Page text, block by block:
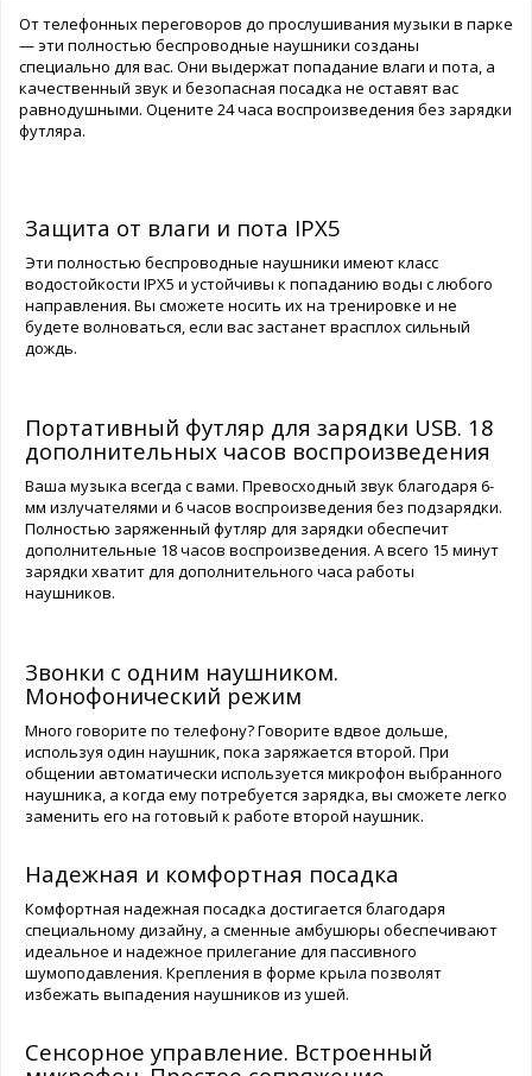
От телефонных переговоров до прослушивания музыки в парке
— эти полностью беспроводные наушники созданы
специально для вас. Они выдержат попадание влаги и пота, а
качественный звук и безопасная посадка не оставят вас
равнодушными. Оцените 24 часа воспроизведения без зарядки
футляра.
Защита от влаги и пота IPX5
Эти полностью беспроводные наушники имеют класс
водостойкости IPX5 и устойчивы к попаданию воды с любого
направления. Вы сможете носить их на тренировке и не
будете волноваться, если вас застанет врасплох сильный
дождь.
Портативный футляр для зарядки USB. 18
дополнительных часов воспроизведения
Ваша музыка всегда с вами. Превосходный звук благодаря 6-
мм излучателями и 6 часов воспроизведения без подзарядки.
Полностью заряженный футляр для зарядки обеспечит
дополнительные 18 часов воспроизведения. А всего 15 минут
зарядки хватит для дополнительного часа работы
наушников.
Звонки с одним наушником.
Монофонический режим
Много говорите по телефону? Говорите вдвое дольше,
используя один наушник, пока заряжается второй. При
общении автоматически используется микрофон выбранного
наушника, а когда ему потребуется зарядка, вы сможете легко
заменить его на готовый к работе второй наушник.
Надежная и комфортная посадка
Комфортная надежная посадка достигается благодаря
специальному дизайну, а сменные амбушюры обеспечивают
идеальное и надежное прилегание для пассивного
шумоподавления. Крепления в форме крыла позволят
избежать выпадения наушников из ушей.
Сенсорное управление. Встроенный